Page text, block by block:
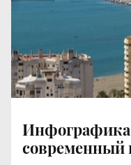
современный